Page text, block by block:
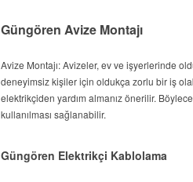
Güngören Avize Montajı
Avize Montajı: Avizeler, ev ve işyerlerinde
deneyimsiz kişiler için oldukça zorlu bir iş
elektrikçiden yardım almanız önerilir.
kullanılması sağlanabilir.
Güngören Elektrikçi Kablolama